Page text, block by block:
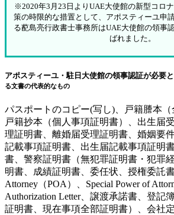
※2020年3月23日よりUAE大使館の新型コロ
策の時限的な措置として、アポスティーユ申
る蓜島亮行政書士事務所はUAE大使館の領事
ばれました。
アポスティーユ・駐日大使館の領事認証が必要
る文書の代表的なもの
パスポートのコピー(写し)、戸籍謄本（
戸籍抄本（個人事項証明書）、出生届
理証明書、離婚届受理証明書、婚姻要
記載事項証明書、出生届記載事項証明
書、警察証明書（無犯罪証明書・犯罪
明書、成績証明書、委任状、授権委託
Attorney（POA）、Special Power of
Authorization Letter、譲渡承諾書、登記
証明書、現在事項全部証明書）、会社